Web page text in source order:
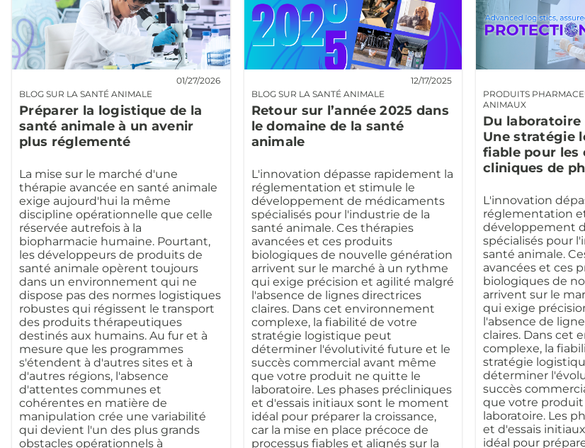
BLOG SUR LA SANTÉ ANIMALE
01/27/2026
Préparer la logistique de la
santé animale à un avenir
plus réglementé
La mise sur le marché d'une
thérapie avancée en santé animale
exige aujourd'hui la même
discipline opérationnelle que celle
réservée autrefois à la
biopharmacie humaine. Pourtant,
les développeurs de produits de
santé animale opèrent toujours
dans un environnement qui ne
dispose pas des normes logistiques
robustes qui régissent le transport
des produits thérapeutiques
destinés aux humains. Au fur et à
mesure que les programmes
s'étendent à d'autres sites et à
d'autres régions, l'absence
d'attentes communes et
cohérentes en matière de
manipulation crée une variabilité
qui devient l'un des plus grands
obstacles opérationnels à
BLOG SUR LA SANTÉ ANIMALE
12/17/2025
Retour sur l’année 2025 dans
le domaine de la santé
animale
L'innovation dépasse rapidement la
réglementation et stimule le
développement de médicaments
spécialisés pour l'industrie de la
santé animale. Ces thérapies
avancées et ces produits
biologiques de nouvelle génération
arrivent sur le marché à un rythme
qui exige précision et agilité malgré
l'absence de lignes directrices
claires. Dans cet environnement
complexe, la fiabilité de votre
stratégie logistique peut
déterminer l'évolutivité future et le
succès commercial avant même
que votre produit ne quitte le
laboratoire. Les phases précliniques
et d'essais initiaux sont le moment
idéal pour préparer la croissance,
car la mise en place précoce de
processus fiables et alignés sur la
PRODUITS
ANIMAUX
Du laboratoire
Une stratégie
fiable pour les
cliniques de
L'innovation
réglementation
développement
spécialisés pour
santé animale.
avancées et ces
biologiques de
arrivent sur le
qui exige
l'absence de
claires. Dans cet
complexe, la
stratégie
déterminer
succès
que votre
laboratoire. Les
et d'essais
idéal pour